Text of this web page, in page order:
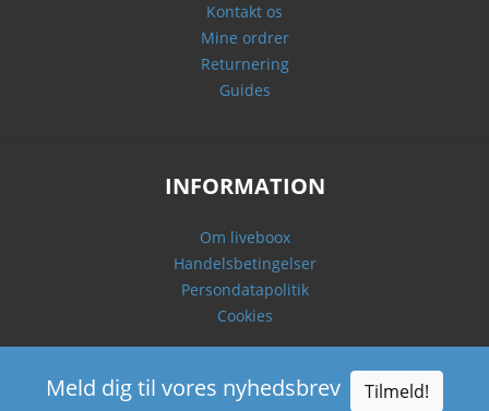
Kontakt os
Mine ordrer
Returnering
Guides
INFORMATION
Om liveboox
Handelsbetingelser
Persondatapolitik
Cookies
Meld dig til vores nyhedsbrev Tilmeld!